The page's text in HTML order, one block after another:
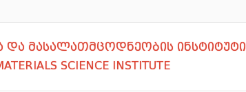
და მასალათმცოდნეობის ინსტიტუტი
SCIENCE INSTITUTE